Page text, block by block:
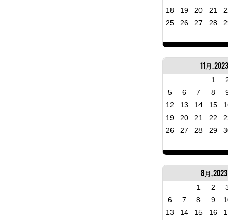
18
19 20 21
25
26 27 28
11月, 2023
1
5
6 7 8
12
13 14 15
19
20 21 22
26
27 28 29
8月, 2023
1 2
6
7 8 9
13
14 15 16